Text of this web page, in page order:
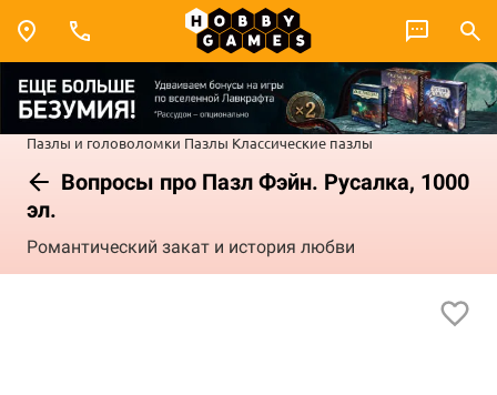
Пазлы и головоломки Пазлы Классические пазлы
Вопросы про Пазл Фэйн. Русалка, 1000
эл.
Романтический закат и история любви